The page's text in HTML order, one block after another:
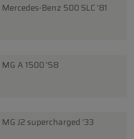
Mercedes-Benz 500 SLC '81
MG A 1500 '58
MG J2 supercharged '33